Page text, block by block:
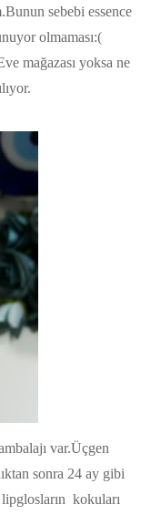
sebebi essence
olmaması:(
mağazası yoksa ne
var.Üçgen
sonra 24 ay gibi
kokuları